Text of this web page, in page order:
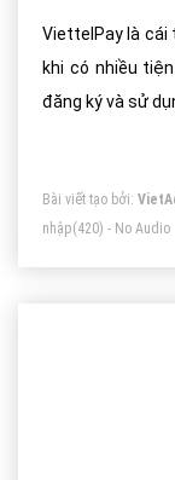
ViettelPay là cái
khi có nhiều
đăng ký và sử
Bài viết tạo bởi:
nhập(420) - No Audio